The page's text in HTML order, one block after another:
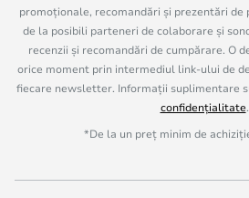
promoționale, recomandări și prezentări de
de la posibili parteneri de colaborare și
recenzii și recomandări de cumpărare. O
orice moment prin intermediul link-ului de
fiecare newsletter. Informații suplimentare
confidențialitate.
*De la un preț minim de